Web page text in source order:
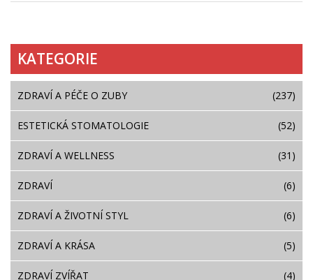
KATEGORIE
ZDRAVÍ A PÉČE O ZUBY (237)
ESTETICKÁ STOMATOLOGIE (52)
ZDRAVÍ A WELLNESS (31)
ZDRAVÍ (6)
ZDRAVÍ A ŽIVOTNÍ STYL (6)
ZDRAVÍ A KRÁSA (5)
ZDRAVÍ ZVÍŘAT (4)